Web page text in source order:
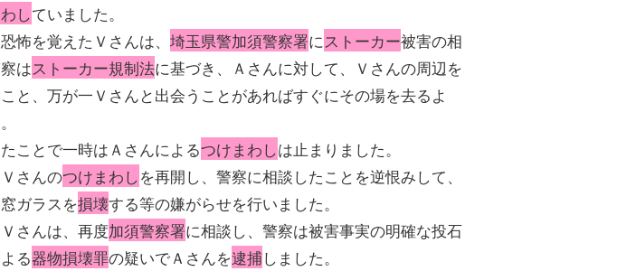
していました。
怖を覚えたＶさんは、 埼玉県警加須警察署に ストーカー被害の相
はストーカー規制法に基づき、Ａさんに対して、Ｖさんの周辺を
と、万が一Ｖさんと出会うことがあればすぐにその場を去るよ
ことで一時はＡさんによるつけまわしは止まりました。
さんのつけまわしを再開し、警察に相談したことを逆恨みして、
ガラスを損壊する等の嫌がらせを行いました。
さんは、再度加須警察署に相談し、警察は被害事実の明確な投石
る器物損壊罪の疑いでＡさんを逮捕しました。